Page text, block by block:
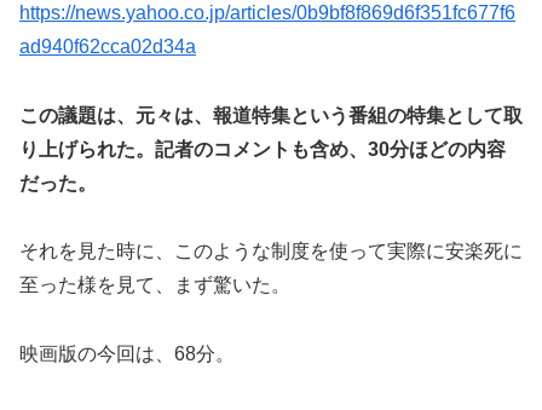
https://news.yahoo.co.jp/articles/0b9bf8f869d6f351fc677f6
ad940f62cca02d34a
この議題は、元々は、報道特集という番組の特集として取
り上げられた。記者のコメントも含め、30分ほどの内容
だった。
それを見た時に、このような制度を使って実際に安楽死に
至った様を見て、まず驚いた。
映画版の今回は、68分。